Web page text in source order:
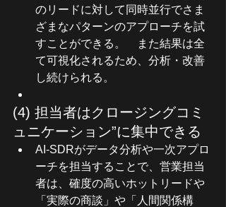
のリードに対して同時並行でさま
ざまなパターンのアプローチを試
すことができる。　また結果は全
て可視化されるため、分析・改善
し続けられる。
(4) 担当者はクロージングコミ
ュニケーション”に集中できる
AI-SDRがデータ分析や一次アプロ
ーチを担当することで、営業担当
者は、確度の高いホットリードや
「実際の商談」や「人間関係構